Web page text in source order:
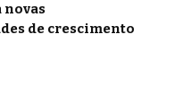
de crescimento